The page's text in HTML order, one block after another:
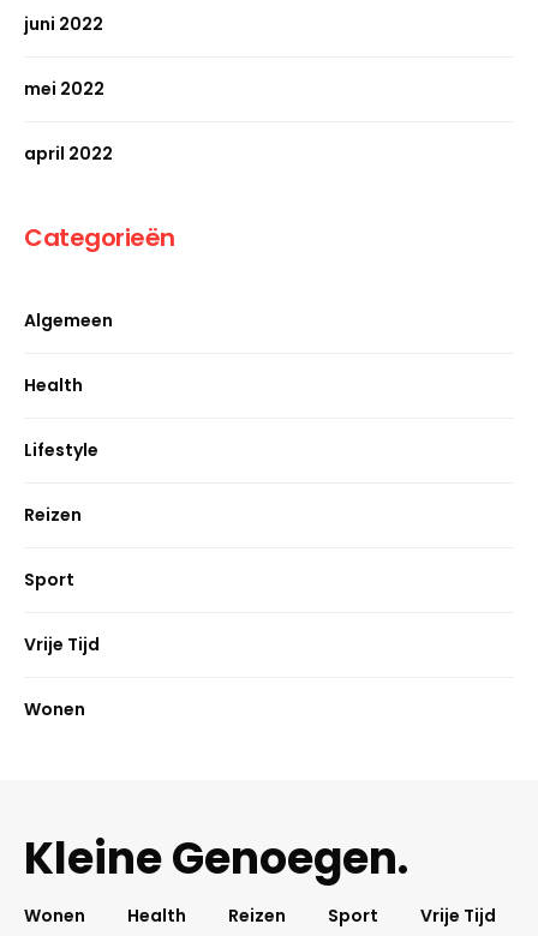
juni 2022
mei 2022
april 2022
Categorieën
Algemeen
Health
Lifestyle
Reizen
Sport
Vrije Tijd
Wonen
Kleine Genoegen.
Wonen Health Reizen Sport
Vrije Tijd